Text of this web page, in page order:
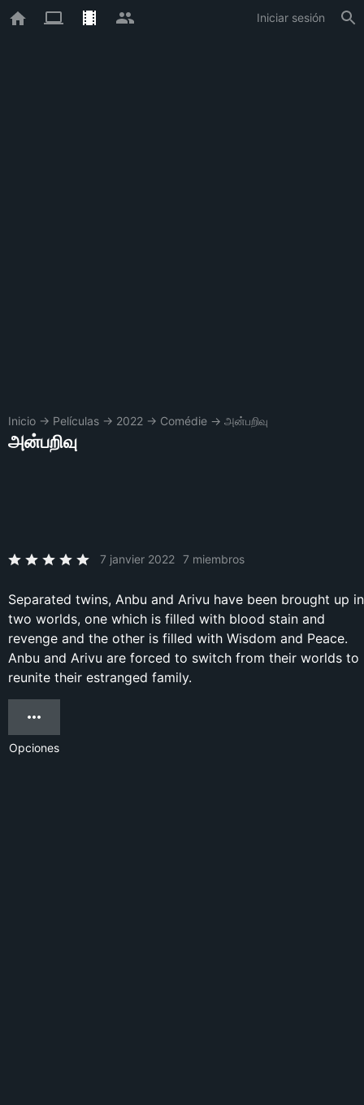
Iniciar sesión
Inicio → Películas → 2022 → Comédie → அன்பறிவு
அன்பறிவு
7 janvier 2022 7 miembros
Separated twins, Anbu and Arivu have been brought up in
two worlds, one which is filled with blood stain and
revenge and the other is filled with Wisdom and Peace.
Anbu and Arivu are forced to switch from their worlds to
reunite their estranged family.
Opciones